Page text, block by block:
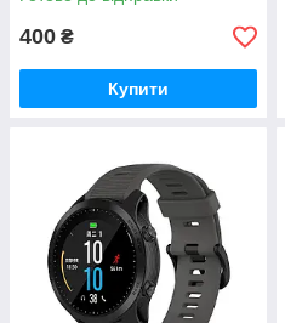
400 ₴
Купити